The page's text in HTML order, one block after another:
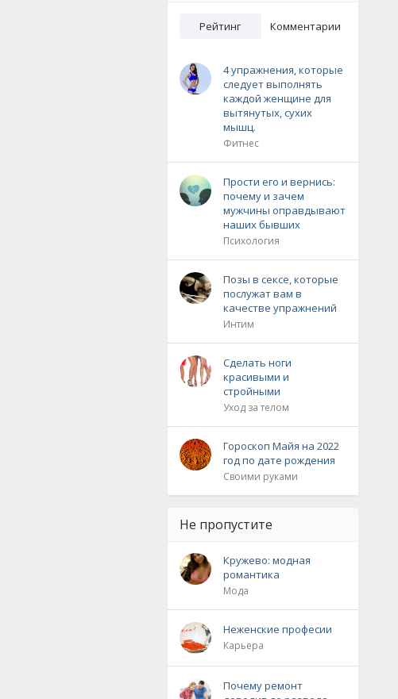
Рейтинг Комментарии
4 упражнения, которые
следует выполнять
каждой женщине для
вытянутых, сухих
мышц.
Фитнес
Прости его и вернись:
почему и зачем
мужчины оправдывают
наших бывших
Психология
Позы в сексе, которые
послужат вам в
качестве упражнений
Интим
Сделать ноги
красивыми и
стройными
Уход за телом
Гороскоп Майя на 2022
год по дате рождения
Своими руками
Не пропустите
Кружево: модная
романтика
Мода
Неженские професии
Карьера
Почему ремонт